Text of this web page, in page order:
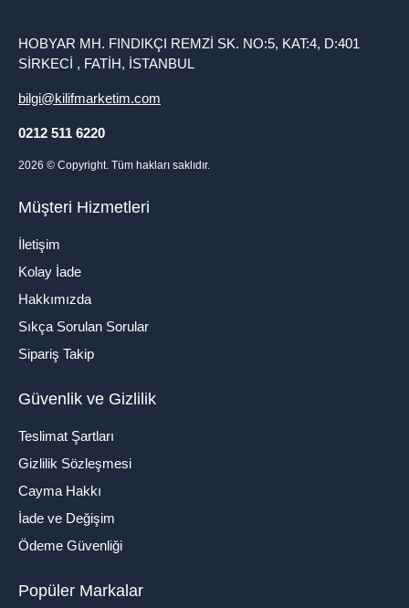
HOBYAR MH. FINDIKÇI REMZİ SK. NO:5, KAT:4, D:401
SİRKECİ , FATİH, İSTANBUL
bilgi@kilifmarketim.com
0212 511 6220
2026 © Copyright. Tüm hakları saklıdır.
Müşteri Hizmetleri
İletişim
Kolay İade
Hakkımızda
Sıkça Sorulan Sorular
Sipariş Takip
Güvenlik ve Gizlilik
Teslimat Şartları
Gizlilik Sözleşmesi
Cayma Hakkı
İade ve Değişim
Ödeme Güvenliği
Popüler Markalar